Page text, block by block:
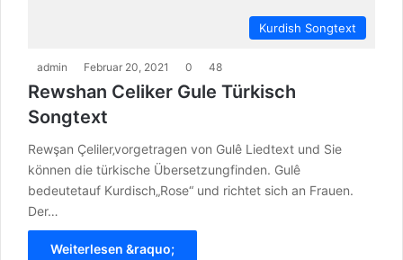
Kurdish Songtext
admin Februar 20, 2021 0 48
Rewshan Celiker Gule Türkisch
Songtext
Rewşan Çeliler‚vorgetragen von Gulê Liedtext und Sie
können die türkische Übersetzungfinden. Gulê
bedeutetauf Kurdisch„Rose“ und richtet sich an Frauen.
Der…
Weiterlesen &raquo;